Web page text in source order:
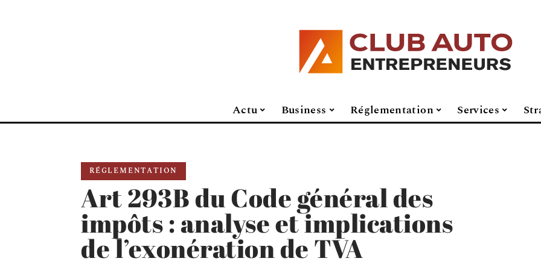
Actu Business Réglementation Services
RÉGLEMENTATION
Art 293B du Code général des
impôts : analyse et implications
de l’exonération de TVA